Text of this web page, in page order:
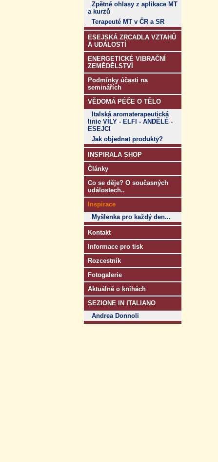
Zpětné ohlasy z aplikace MT
a kurzů
Terapeuté MT v ČR a SR
ESEJSKÁ ZRCADLA VZTAHŮ
A UDÁLOSTÍ
ENERGETICKÉ VIBRAČNÍ
ZEMĚDĚLSTVÍ
Podmínky účasti na
seminářích
VĚDOMÁ PÉČE O TĚLO
Italská aromaterapeutická
linie VÍLY - ELFI - ANDĚLÉ -
ESEJCI
Jak objednat produkty?
INSPIRALA SHOP
Články
Co se děje? O současných
událostech..
Inspirace
Myšlenka pro každý den...
Kontakt
Informace pro tisk
Rozcestník
Fotogalerie
Aktuálně o knihách
SEZIONE IN ITALIANO
Andrea Donnoli